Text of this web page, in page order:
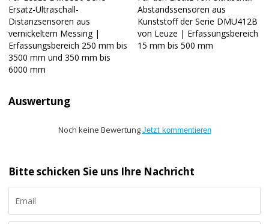
Ersatz-Ultraschall-
Distanzsensoren aus
vernickeltem Messing |
Erfassungsbereich 250 mm bis
3500 mm und 350 mm bis
6000 mm
Abstandssensoren aus
Kunststoff der Serie DMU412B
von Leuze | Erfassungsbereich
15 mm bis 500 mm
Auswertung
Noch keine Bewertung Jetzt kommentieren
Bitte schicken Sie uns Ihre Nachricht